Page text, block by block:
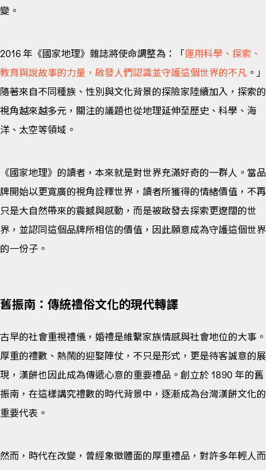
變。
2016 年《國家地理》雜誌將使命調整為：「運用科學、探索、
教育與說故事的力量，啟發人們認識並守護這個世界的不凡 。」
隨著來自不同種族、性別與文化背景的探險家陸續加入，探索的
視角越來越多元，關注的議題也從地理延伸至歷史、科學、海
洋、太空等領域。
《國家地理》的讀者，本來就是對世界充滿好奇的一群人。當品
牌開始以更寬廣的視角詮釋世界，讀者所獲得的情緒價值，不再
只是大自然帶來的震撼與感動，而是被啟發去探索更遼闊的世
界，並認同這個品牌所相信的價值，因此願意成為守護這個世界
的一份子。
舊振南：傳統禮俗文化的現代轉譯
古早的社會重視禮儀，婚禮是維繫家族情感與社會地位的大事。
厚重的禮數、熱鬧的迎娶陣仗，不只是形式，更是待客誠意的展
現，漢餅也因此成為傳遞心意的重要禮品。創立於 1890 年的舊
振南，在這樣講究禮數的時代背景中，逐漸成為台灣漢餅文化的
重要代表。
然而，時代在改變，曾經象徵體面的厚重禮品，對許多年輕人而